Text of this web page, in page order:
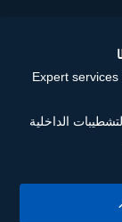
Expert
الداخلية